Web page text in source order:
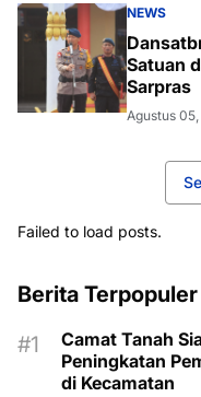
NEWS
Satuan
Sarpras
Agustus
Failed to load posts.
Berita Terpopuler
Camat Tanah
Peningkatan
di Kecamatan